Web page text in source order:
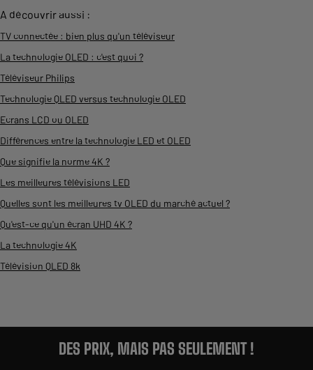
A découvrir aussi :
TV connectée : bien plus qu'un téléviseur
La technologie OLED : c'est quoi ?
Téléviseur Philips
Technologie QLED versus technologie OLED
Ecrans LCD ou OLED
Différences entre la technologie LED et OLED
Que signifie la norme 4K ?
Les meilleures télévisions LED
Quelles sont les meilleures tv OLED du marché actuel ?
Qu'est-ce qu'un écran UHD 4K ?
La technologie 4K
Télévision QLED 8k
DES PRIX, MAIS PAS SEULEMENT !